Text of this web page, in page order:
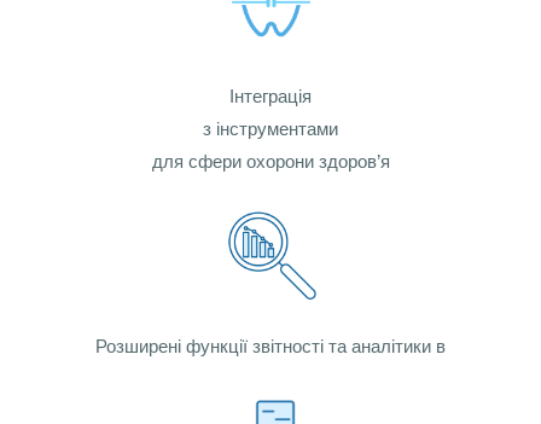
Інтеграція
з інструментами
для сфери охорони здоров’я
Розширені функції звітності та аналітики в